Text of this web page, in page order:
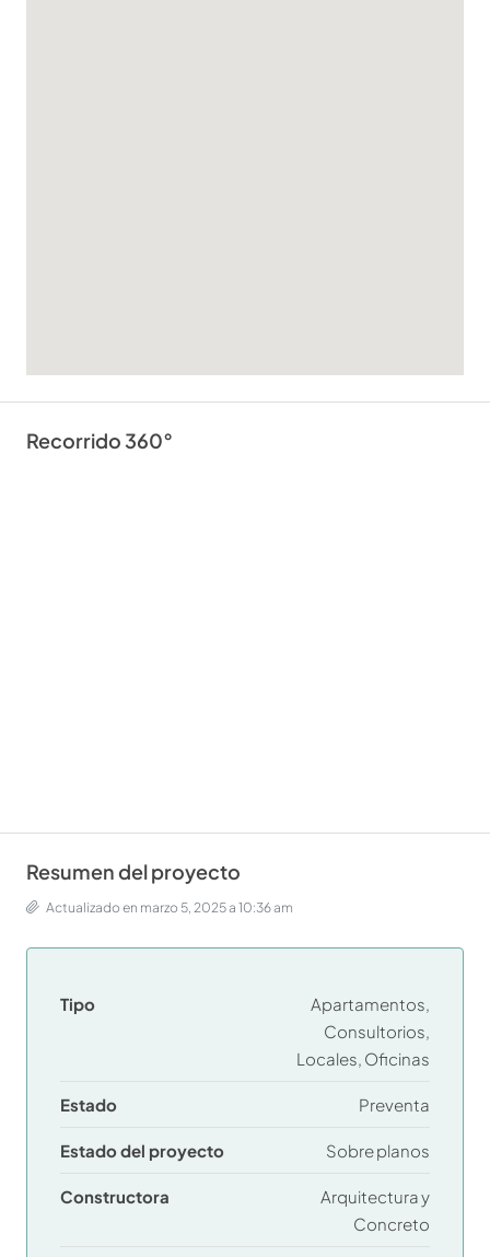
Recorrido 360°
Resumen del proyecto
Actualizado en marzo 5, 2025 a 10:36 am
Tipo
Apartamentos,
Consultorios,
Locales, Oficinas
Estado Preventa
Estado del proyecto Sobre planos
Constructora
Arquitectura y
Concreto